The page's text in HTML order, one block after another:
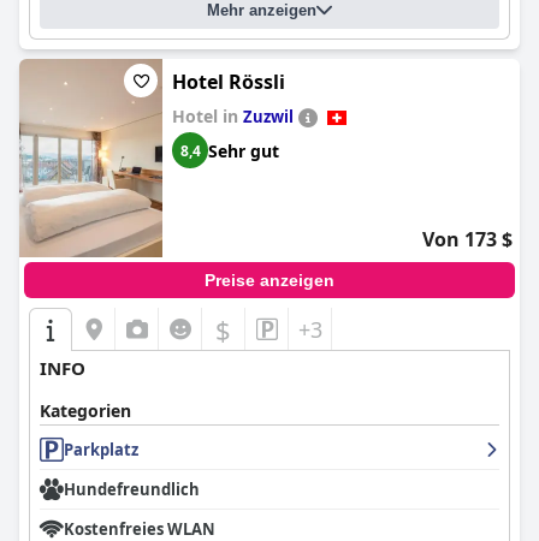
Mehr anzeigen
Hotel Rössli
Hotel in Zuzwil
8,4 Sehr gut
Von 173 $
Preise anzeigen
$ +3
INFO
Kategorien
Parkplatz
Hundefreundlich
Kostenfreies WLAN